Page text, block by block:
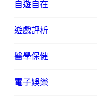
自遊自在
遊戲評析
醫學保健
電子娛樂